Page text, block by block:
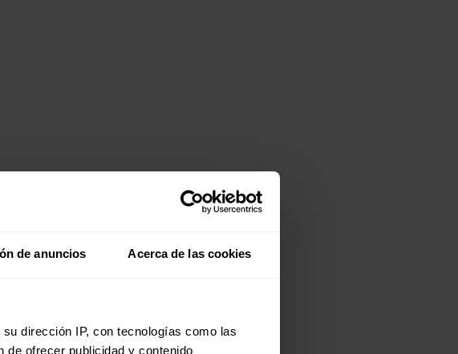
de anuncios Acerca de las cookies
dirección IP, con tecnologías como las
de ofrecer publicidad y contenido